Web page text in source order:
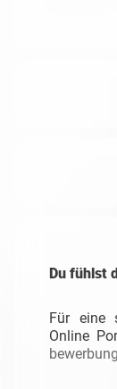
Du fühlst
Für eine
Online